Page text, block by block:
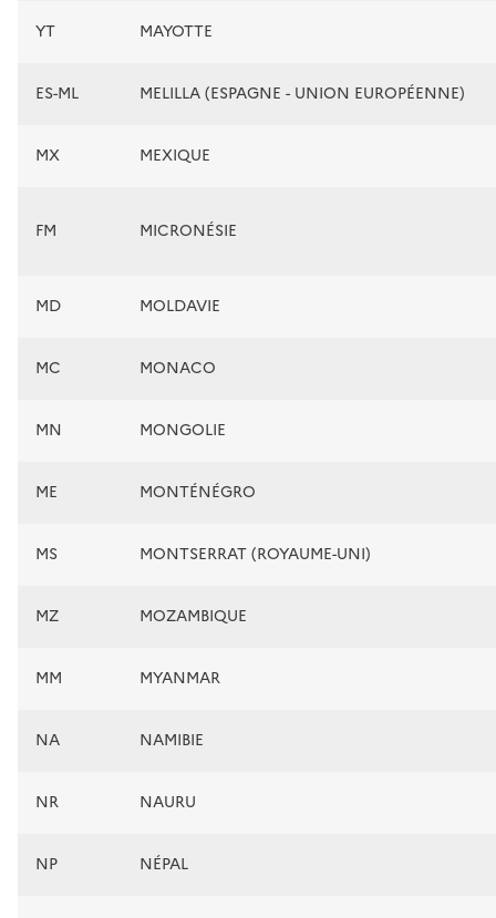
YT MAYOTTE
ES-ML MELILLA (ESPAGNE - UNION EUROPÉENNE)
MX MEXIQUE
FM MICRONÉSIE
MD MOLDAVIE
MC MONACO
MN MONGOLIE
ME MONTÉNÉGRO
MS MONTSERRAT (ROYAUME-UNI)
MZ MOZAMBIQUE
MM MYANMAR
NA NAMIBIE
NR NAURU
NP NÉPAL